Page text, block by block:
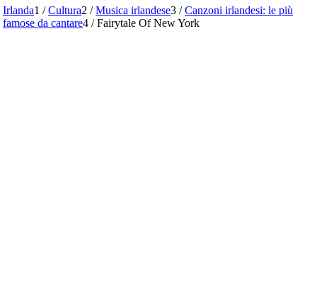
Irlanda1 / Cultura2 / Musica irlandese3 / Canzoni irlandesi: le più
famose da cantare4 / Fairytale Of New York